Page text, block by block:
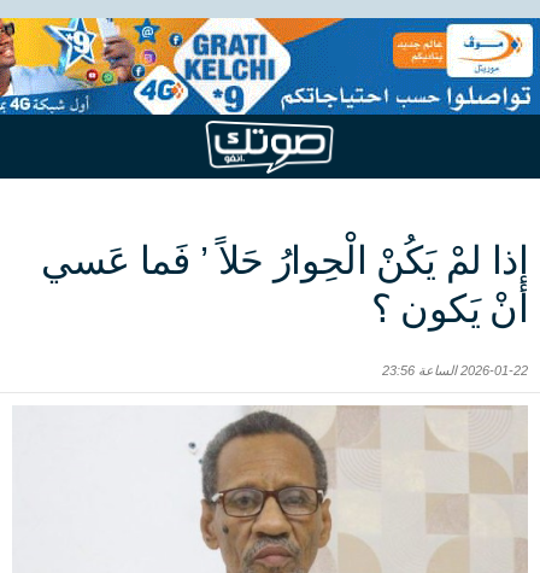
إذا لمْ يَكُنْ الْحِوارُ حَلاً ’ فَما عَسي
أنْ يَكون ؟
2026-01-22 الساعة 23:56